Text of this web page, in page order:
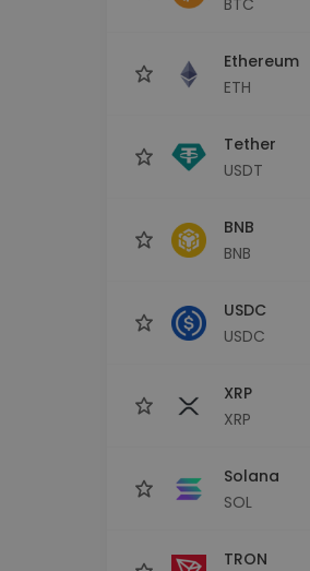
Ethereum
ETH
Tether
USDT
BNB
BNB
USDC
USDC
XRP
XRP
Solana
SOL
TRON